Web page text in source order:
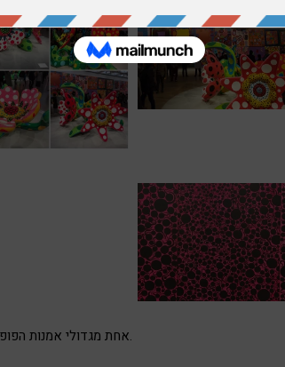
אחת מגדולי אמנות הפופ ארט היפנים, שייכת לתנועת האוונגרד.